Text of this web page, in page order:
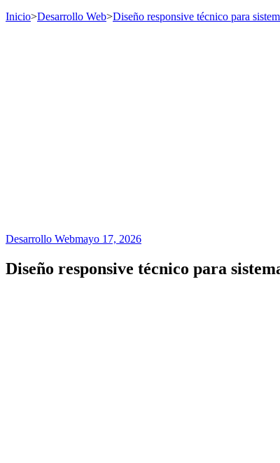
Inicio>Desarrollo Web>Diseño responsive técnico para
Desarrollo Webmayo 17, 2026
Diseño responsive técnico para